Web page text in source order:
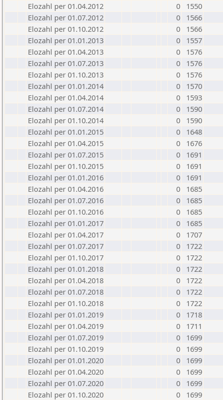
Elozahl per 01.04.2012
0
1550
Elozahl per 01.07.2012
0
1566
Elozahl per 01.10.2012
0
1566
Elozahl per 01.01.2013
0
1557
Elozahl per 01.04.2013
0
1576
Elozahl per 01.07.2013
0
1576
Elozahl per 01.10.2013
0
1576
Elozahl per 01.01.2014
0
1570
Elozahl per 01.04.2014
0
1593
Elozahl per 01.07.2014
0
1590
Elozahl per 01.10.2014
0
1590
Elozahl per 01.01.2015
0
1648
Elozahl per 01.04.2015
0
1676
Elozahl per 01.07.2015
0
1691
Elozahl per 01.10.2015
0
1691
Elozahl per 01.01.2016
0
1691
Elozahl per 01.04.2016
0
1685
Elozahl per 01.07.2016
0
1685
Elozahl per 01.10.2016
0
1685
Elozahl per 01.01.2017
0
1685
Elozahl per 01.04.2017
0
1707
Elozahl per 01.07.2017
0
1722
Elozahl per 01.10.2017
0
1722
Elozahl per 01.01.2018
0
1722
Elozahl per 01.04.2018
0
1722
Elozahl per 01.07.2018
0
1722
Elozahl per 01.10.2018
0
1722
Elozahl per 01.01.2019
0
1718
Elozahl per 01.04.2019
0
1711
Elozahl per 01.07.2019
0
1699
Elozahl per 01.10.2019
0
1699
Elozahl per 01.01.2020
0
1699
Elozahl per 01.04.2020
0
1699
Elozahl per 01.07.2020
0
1699
Elozahl per 01.10.2020
0
1699